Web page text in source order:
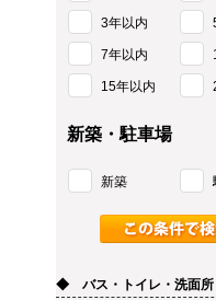
3年以内
7年以内
15年以内
新築・駐車場
新築
◆ バス・トイレ・洗面所